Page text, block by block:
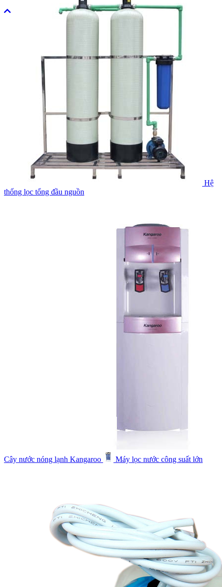
Hệ
thống lọc tổng đầu nguồn
Cây nước nóng lạnh Kangaroo Máy lọc nước công suất lớn